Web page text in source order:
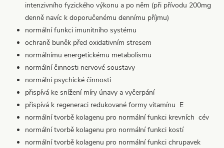
intenzivního fyzického výkonu a po něm (při přívodu 200mg
denně navíc k doporučenému dennímu příjmu)
normální funkci imunitního systému
ochraně buněk před oxidativním stresem
normálnímu energetickému metabolismu
normální činnosti nervové soustavy
normální psychické činnosti
přispívá ke snížení míry únavy a vyčerpání
přispívá k regeneraci redukované formy vitamínu E
normální tvorbě kolagenu pro normální funkci krevních cév
normální tvorbě kolagenu pro normální funkci kostí
normální tvorbě kolagenu pro normální funkci chrupavek